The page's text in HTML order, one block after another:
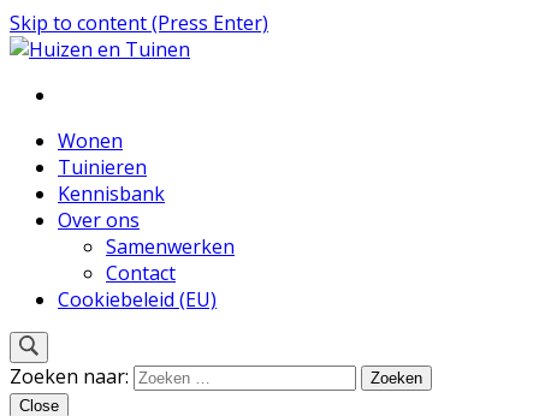
Skip to content (Press Enter)
Huizen en Tuinen
Inspiratie voor wonen en tuinieren
Wonen
Tuinieren
Kennisbank
Over ons
Samenwerken
Contact
Cookiebeleid (EU)
Zoeken naar:
Close